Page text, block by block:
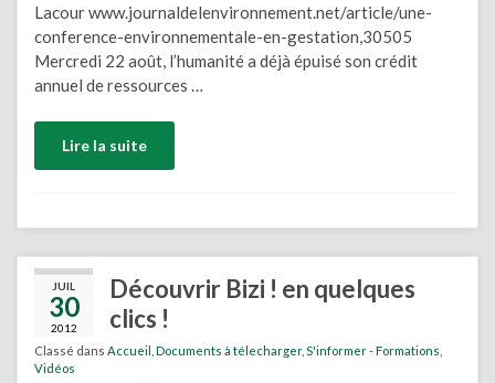
Lacour www.journaldelenvironnement.net/article/une-
conference-environnementale-en-gestation,30505
Mercredi 22 août, l’humanité a déjà épuisé son crédit
annuel de ressources …
Lire la suite
JUIL
30
2012
Découvrir Bizi ! en quelques
clics !
Classé dans Accueil Documents à télecharger, S'informer - Formations
Vidéos